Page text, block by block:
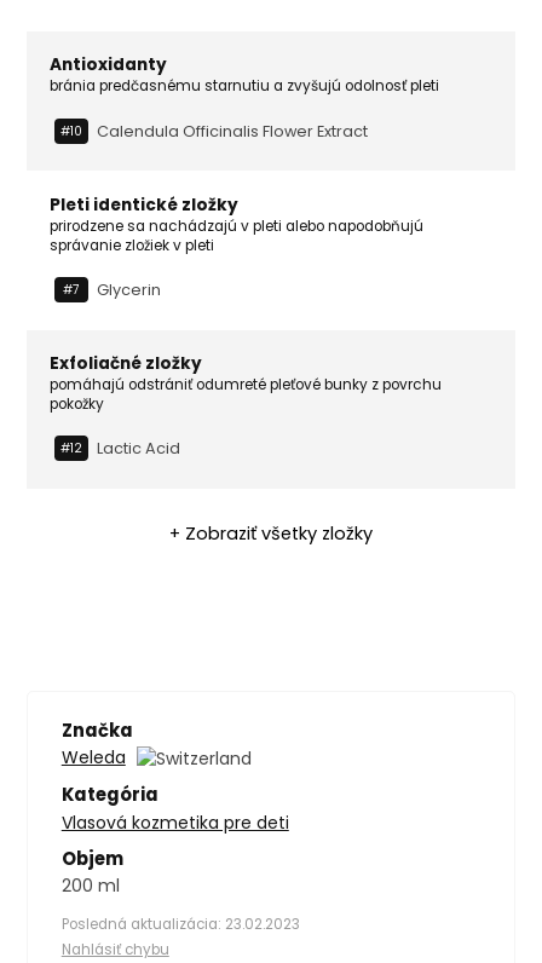
Antioxidanty
bránia predčasnému starnutiu a zvyšujú odolnosť pleti
#10 Calendula Officinalis Flower Extract
Pleti identické zložky
prirodzene sa nachádzajú v pleti alebo napodobňujú
správanie zložiek v pleti
#7 Glycerin
Exfoliačné zložky
pomáhajú odstrániť odumreté pleťové bunky z povrchu
pokožky
#12 Lactic Acid
+ Zobraziť všetky zložky
Značka
Weleda
Kategória
Vlasová kozmetika pre deti
Objem
200 ml
Posledná aktualizácia: 23.02.2023
Nahlásiť chybu